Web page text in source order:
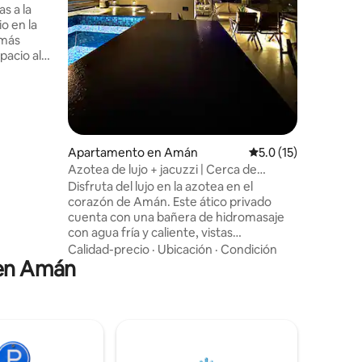
a la
en la
al
Apartamento en Amán Calificación
5.0 (15)
Azotea de lujo + jacuzzi | Cerca de
Abdoun y Taj Mall
Disfruta del lujo en la azotea en el
corazón de Amán. Este ático privado
cuenta con una bañera de hidromasaje
con agua fría y caliente, vistas
panorámicas de la ciudad y una amplia
terraza. Ubicado en un lugar privilegiado,
a solo 3 minutos del centro comercial Taj
por encima de la ciudad. Wifi de alta
Calidad-precio · Ubicación · Condición
Amán